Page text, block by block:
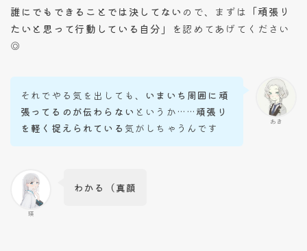
誰にでもできることでは決してない ので、まずは 「頑張り
たいと思って行動している自分」
を認めてあげてください
◎
あき
それでやる気を出しても、 いまいち周囲に頑
張ってるのが伝わらない というか…… 頑張り
を軽く捉えられている 気がしちゃうんです
瑛
わかる（真顔